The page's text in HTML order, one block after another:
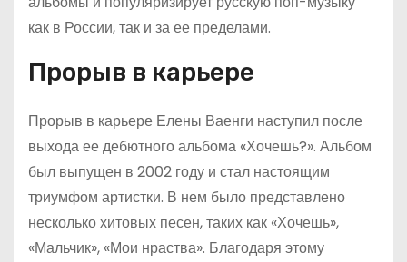
как в России, так и за ее пределами.
Прорыв в карьере
Прорыв в карьере Елены Ваенги наступил после
выхода ее дебютного альбома «Хочешь?». Альбом
был выпущен в 2002 году и стал настоящим
триумфом артистки. В нем было представлено
несколько хитовых песен, таких как «Хочешь»,
«Мальчик», «Мои нраства». Благодаря этому